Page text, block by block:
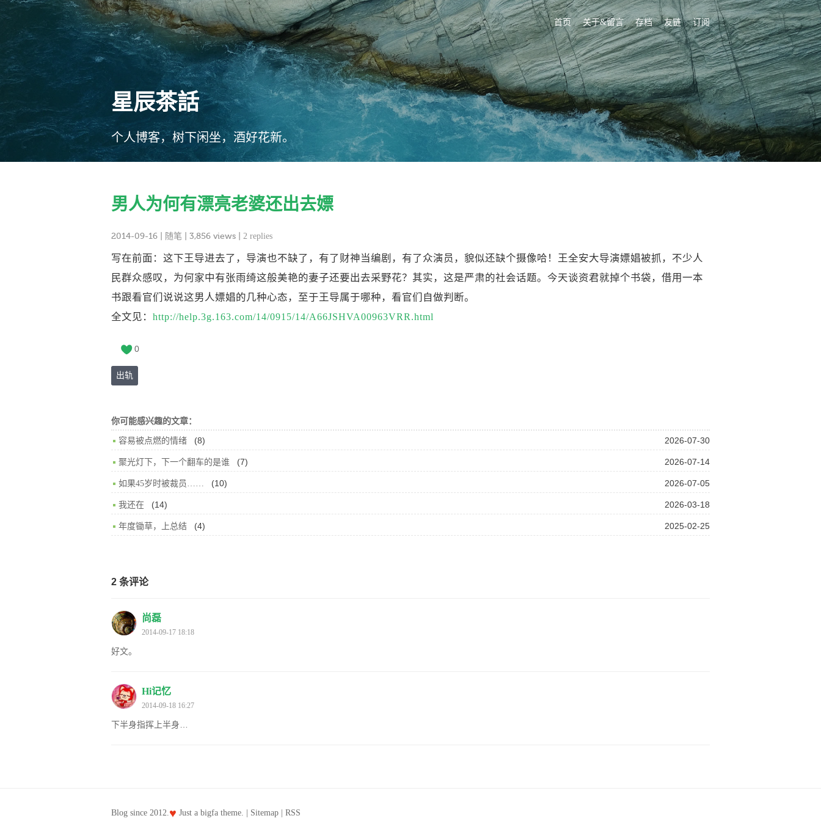
首页 关于&留言 存档 友链 订阅
星辰茶話
个人博客，树下闲坐，酒好花新。
男人为何有漂亮老婆还出去嫖
2014-09-16 随笔 | 3,856 views | 2 replies
写在前面：这下王导进去了，导演也不缺了，有了财神当编剧，有了众演员，貌似还缺个摄像哈！王全安大导演嫖娼被抓，不少人
民群众感叹，为何家中有张雨绮这般美艳的妻子还要出去采野花？其实，这是严肃的社会话题。今天谈资君就掉个书袋，借用一本
书跟看官们说说这男人嫖娼的几种心态，至于王导属于哪种，看官们自做判断。
全文见： http://help.3g.163.com/14/0915/14/A66JSHVA00963VRR.html
0
出轨
你可能感兴趣的文章：
2026-07-30
容易被点燃的情绪 (8)
2026-07-14
聚光灯下，下一个翻车的是谁 (7)
2026-07-05
如果45岁时被裁员…… (10)
2026-03-18
我还在 (14)
2025-02-25
年度锄草，上总结 (4)
2 条评论
尚磊
2014-09-17 18:18
好文。
Hi记忆
2014-09-18 16:27
下半身指挥上半身…
Blog since 2012. ♥ Just a bigfa theme. | Sitemap | RSS